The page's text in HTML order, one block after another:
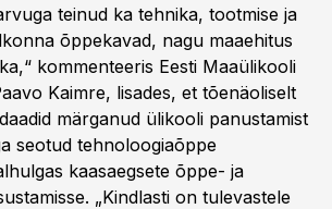
teinud ka tehnika, tootmise ja
õppekavad, nagu maaehitus
kommenteeris Eesti Maaülikooli
Kaimre, lisades, et tõenäoliselt
märganud ülikooli panustamist
seotud tehnoloogiaõppe
kaasaegsete õppe- ja
„Kindlasti on tulevastele